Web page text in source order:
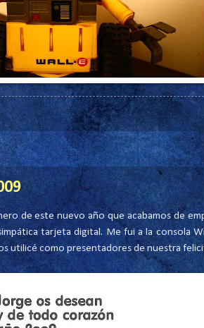
de este nuevo año que acabamos de
tarjeta digital. Me fui a la consola
utilicé como presentadores de nuestra